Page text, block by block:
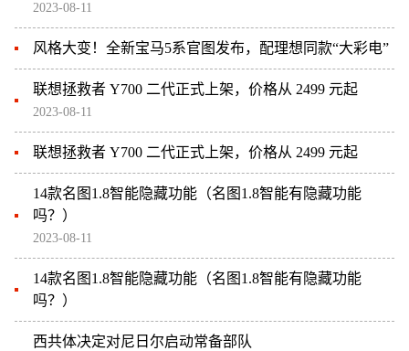
2023-08-11
风格大变！全新宝马5系官图发布，配理想同款“大彩电”
联想拯救者 Y700 二代正式上架，价格从 2499 元起
2023-08-11
联想拯救者 Y700 二代正式上架，价格从 2499 元起
14款名图1.8智能隐藏功能（名图1.8智能有隐藏功能
吗？）
2023-08-11
14款名图1.8智能隐藏功能（名图1.8智能有隐藏功能
吗？）
西共体决定对尼日尔启动常备部队